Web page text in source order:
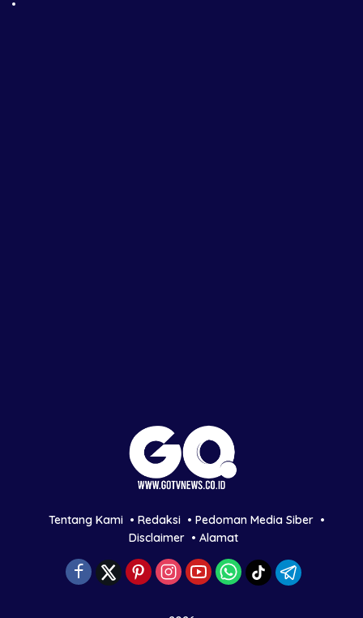
Tentang Kami Redaksi
Pedoman Media Siber
Disclaimer
Alamat